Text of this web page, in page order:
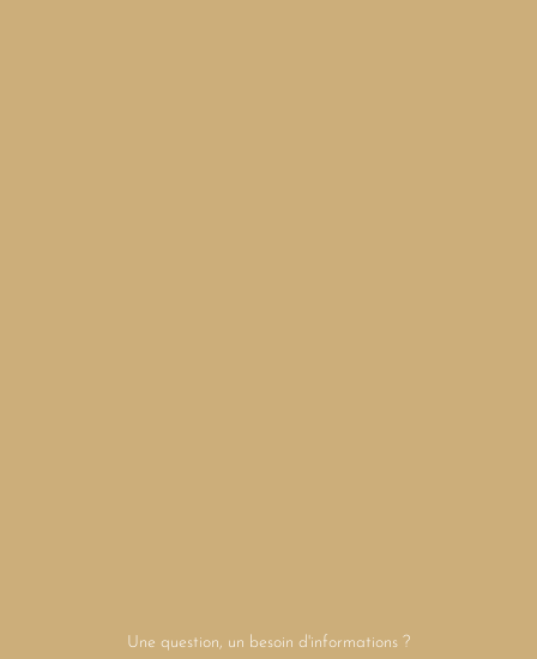
Une question, un besoin d'informations ?